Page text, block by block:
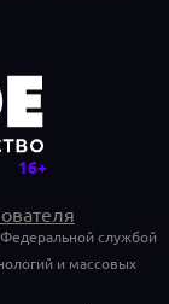
службой
и массовых